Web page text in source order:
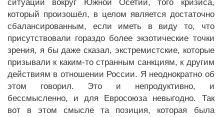
ситуации вокруг Южной Осетии, того кризиса,
который произошёл, в целом является достаточно
сбалансированным, если иметь в виду то, что
присутствовали гораздо более экзотические точки
зрения, я бы даже сказал, экстремистские, которые
призывали к каким-то странным санкциям, к другим
действиям в отношении России. Я неоднократно об
этом говорил. Это и непродуктивно, и
бессмысленно, и для Евросоюза невыгодно. Так
вот в этом смысле та позиция, которая была